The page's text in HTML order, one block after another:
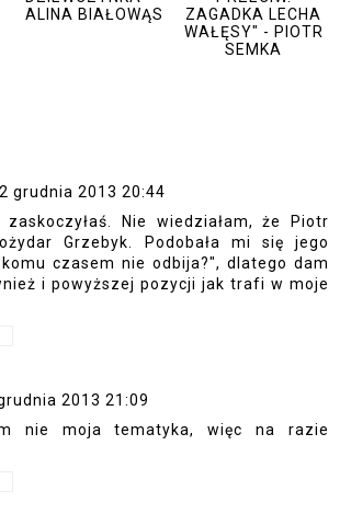
ALINA BIAŁOWĄS
ZAGADKA LECHA
WAŁĘSY" - PIOTR
SEMKA
grudnia 2013 20:44
Nie wiedziałam, że Piotr
Grzebyk. Podobała mi się jego
czasem nie odbija?", dlatego dam
i powyższej pozycji jak trafi w moje
2013 21:09
nie moja tematyka, więc na razie